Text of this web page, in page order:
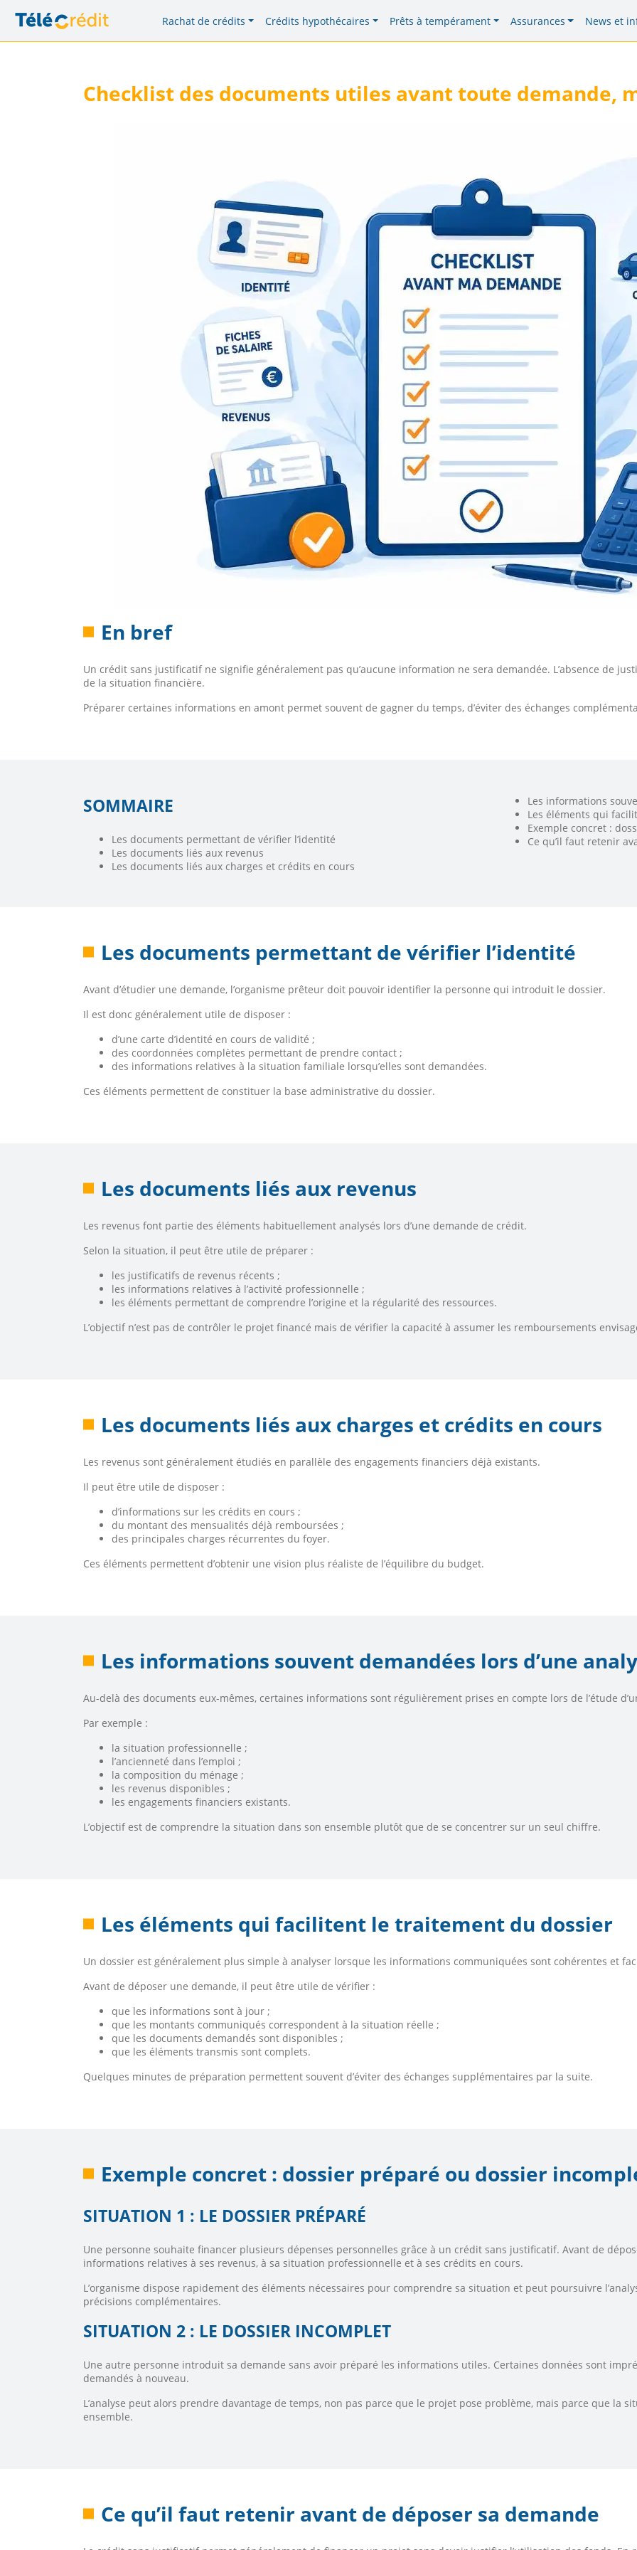
Rachat de crédits Crédits hypothécaires Prêts à tempérament Assurances News et
Checklist des documents utiles avant toute demande,
En bref
Un crédit sans justificatif ne signifie généralement pas qu’aucune information ne sera demandée. L’absence de
de la situation financière.
Préparer certaines informations en amont permet souvent de gagner du temps, d’éviter des échanges
SOMMAIRE
Les documents permettant de vérifier l’identité
Les documents liés aux revenus
Les documents liés aux charges et crédits en cours
Les informations
Les éléments qui
Exemple concret :
Ce qu’il faut retenir
Les documents permettant de vérifier l’identité
Avant d’étudier une demande, l’organisme prêteur doit pouvoir identifier la personne qui introduit le dossier.
Il est donc généralement utile de disposer :
d’une carte d’identité en cours de validité ;
des coordonnées complètes permettant de prendre contact ;
des informations relatives à la situation familiale lorsqu’elles sont demandées.
Ces éléments permettent de constituer la base administrative du dossier.
Les documents liés aux revenus
Les revenus font partie des éléments habituellement analysés lors d’une demande de crédit.
Selon la situation, il peut être utile de préparer :
les justificatifs de revenus récents ;
les informations relatives à l’activité professionnelle ;
les éléments permettant de comprendre l’origine et la régularité des ressources.
L’objectif n’est pas de contrôler le projet financé mais de vérifier la capacité à assumer les remboursements
Les documents liés aux charges et crédits en cours
Les revenus sont généralement étudiés en parallèle des engagements financiers déjà existants.
Il peut être utile de disposer :
d’informations sur les crédits en cours ;
du montant des mensualités déjà remboursées ;
des principales charges récurrentes du foyer.
Ces éléments permettent d’obtenir une vision plus réaliste de l’équilibre du budget.
Les informations souvent demandées lors d’une
Au-delà des documents eux-mêmes, certaines informations sont régulièrement prises en compte lors de l’étude
Par exemple :
la situation professionnelle ;
l’ancienneté dans l’emploi ;
la composition du ménage ;
les revenus disponibles ;
les engagements financiers existants.
L’objectif est de comprendre la situation dans son ensemble plutôt que de se concentrer sur un seul chiffre.
Les éléments qui facilitent le traitement du dossier
Un dossier est généralement plus simple à analyser lorsque les informations communiquées sont cohérentes et
Avant de déposer une demande, il peut être utile de vérifier :
que les informations sont à jour ;
que les montants communiqués correspondent à la situation réelle ;
que les documents demandés sont disponibles ;
que les éléments transmis sont complets.
Quelques minutes de préparation permettent souvent d’éviter des échanges supplémentaires par la suite.
Exemple concret : dossier préparé ou dossier
SITUATION 1 : LE DOSSIER PRÉPARÉ
Une personne souhaite financer plusieurs dépenses personnelles grâce à un crédit sans justificatif. Avant de
informations relatives à ses revenus, à sa situation professionnelle et à ses crédits en cours.
L’organisme dispose rapidement des éléments nécessaires pour comprendre sa situation et peut poursuivre
précisions complémentaires.
SITUATION 2 : LE DOSSIER INCOMPLET
Une autre personne introduit sa demande sans avoir préparé les informations utiles. Certaines données sont
demandés à nouveau.
L’analyse peut alors prendre davantage de temps, non pas parce que le projet pose problème, mais parce que la
ensemble.
Ce qu’il faut retenir avant de déposer sa demande